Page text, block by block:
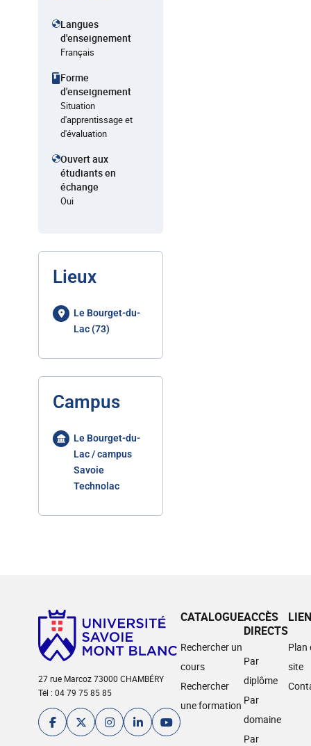
Langues
d'enseignement
Français
Forme
d'enseignement
Situation
d'apprentissage et
d'évaluation
Ouvert aux
étudiants en
échange
Oui
Lieux
Le Bourget-du-
Lac (73)
Campus
Le Bourget-du-
Lac / campus
Savoie
Technolac
27 rue Marcoz 73000 CHAMBÉRY
Tél : 04 79 75 85 85
CATALOGUE
Rechercher un
cours
Rechercher
une formation
ACCÈS
DIRECTS
Par
diplôme
Par
domaine
Par
Plan
site